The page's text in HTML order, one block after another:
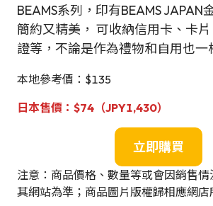
BEAMS系列，印有BEAMS JAPAN
簡約又精美， 可收納信用卡、卡
證等，不論是作為禮物和自用也一
本地參考價：$135
日本售價 ：$74（JPY1,430）
立即購買
注意：商品價格、數量等或會因銷售
其網站為準；商品圖片版權歸相應網店